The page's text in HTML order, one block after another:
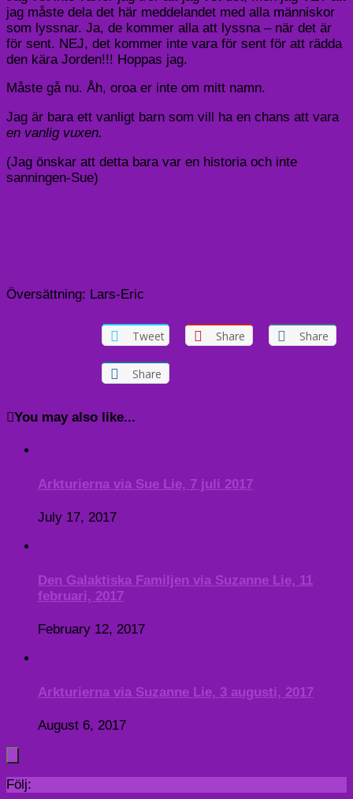
jag måste dela det här meddelandet med alla människor
som lyssnar. Ja, de kommer alla att lyssna – när det är
för sent. NEJ, det kommer inte vara för sent för att rädda
den kära Jorden!!! Hoppas jag.
Måste gå nu. Åh, oroa er inte om mitt namn.
Jag är bara ett vanligt barn som vill ha en chans att vara
en vanlig vuxen.
(Jag önskar att detta bara var en historia och inte
sanningen-Sue)
Översättning: Lars-Eric
Tweet Share Share
Share
You may also like...
Arkturierna via Sue Lie, 7 juli 2017
July 17, 2017
Den Galaktiska Familjen via Suzanne Lie, 11
februari, 2017
February 12, 2017
Arkturierna via Suzanne Lie, 3 augusti, 2017
August 6, 2017
Följ: